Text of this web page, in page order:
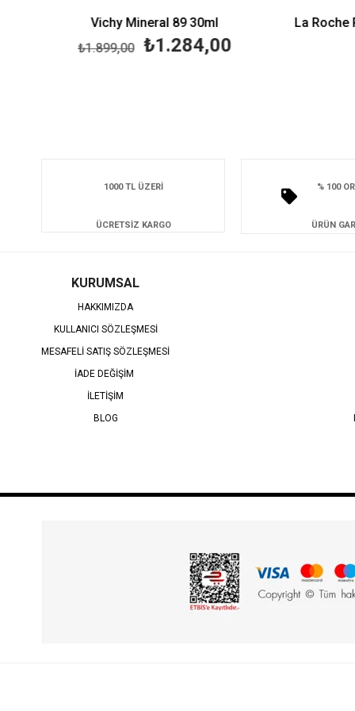
Vichy Mineral 89 30ml
₺1.284,00
₺1.899,00
1000 TL ÜZERİ
ÜCRETSİZ KARGO
% 100
ÜRÜN
KURUMSAL
HAKKIMIZDA
KULLANICI SÖZLEŞMESİ
MESAFELİ SATIŞ SÖZLEŞMESİ
İADE DEĞİŞİM
İLETİŞİM
BLOG